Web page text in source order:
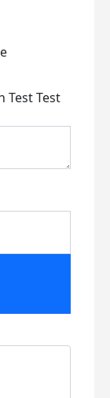
Test Test